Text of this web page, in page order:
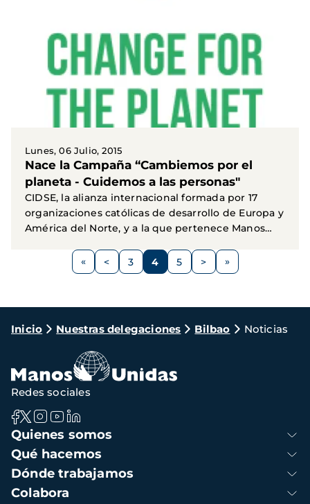
Lunes, 06 Julio, 2015
Nace la Campaña “Cambiemos por el
planeta - Cuidemos a las personas"
CIDSE, la alianza internacional formada por 17
organizaciones católicas de desarrollo de Europa y
América del Norte, y a la que pertenece Manos
Paginación
Página
< Página
3 Página
4 Página
5
Siguiente
>
Ruta
navegación
Inicio Nuestras delegaciones Bilbao Noticias
Navegación
principal
Quienes somos
Qué hacemos
Dónde trabajamos
Colabora
Redes sociales